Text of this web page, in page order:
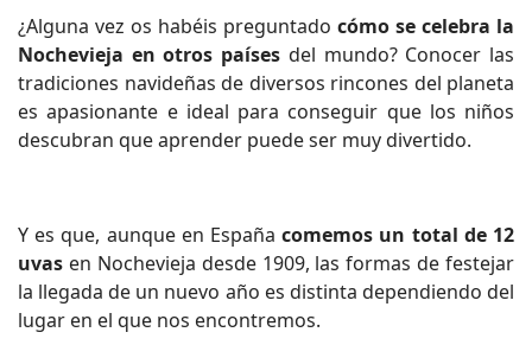
¿Alguna vez os habéis preguntado cómo se celebra la
Nochevieja en otros países del mundo? Conocer las
tradiciones navideñas de diversos rincones del planeta
es apasionante e ideal para conseguir que los niños
descubran que aprender puede ser muy divertido.
Y es que, aunque en Españacomemos un total de 12
uvas en Nochevieja desde 1909, las formas de festejar
la llegada de un nuevo año es distinta dependiendo del
lugar en el que nos encontremos.